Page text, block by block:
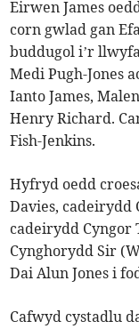
Eirwen James
corn gwlad gan
buddugol i’r
Medi Pugh-Jones
Ianto James,
Henry Richard.
Fish-Jenkins.
Hyfryd oedd
Davies, cadeirydd
cadeirydd Cyngor
Cynghorydd Sir
Dai Alun Jones i
Cafwyd cystadlu